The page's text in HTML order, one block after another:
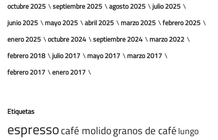
octubre 2025
septiembre 2025 agosto 2025
julio 2025
junio 2025
mayo 2025 abril 2025 marzo 2025
febrero 2025
enero 2025
octubre 2024 septiembre 2024
marzo 2022
febrero 2018
julio 2017 mayo 2017
marzo 2017
febrero 2017
enero 2017
Etiquetas
espressocafé molidogranos de cafélungo